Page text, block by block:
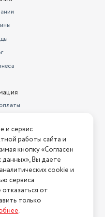
р
238х155х270
0.255
Механическое
Напишите нам
У нас есть всё!
и сервис
работы сайта и
кнопку «Согласен
Вы даете
cookie и
сервиса
от
только
.